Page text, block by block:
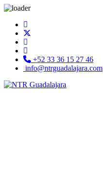
+52 33 36 15 27 46
info@ntrguadalajara.com